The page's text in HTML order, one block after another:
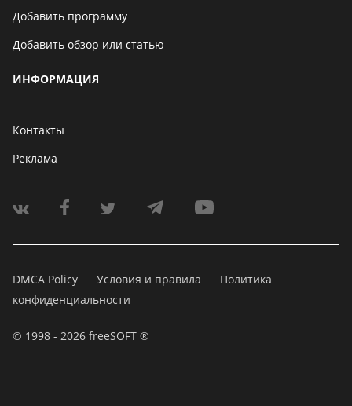
Добавить программу
Добавить обзор или статью
ИНФОРМАЦИЯ
Контакты
Реклама
DMCA Policy Условия и правила
Политика
конфиденциальности
© 1998 - 2026 freeSOFT ®